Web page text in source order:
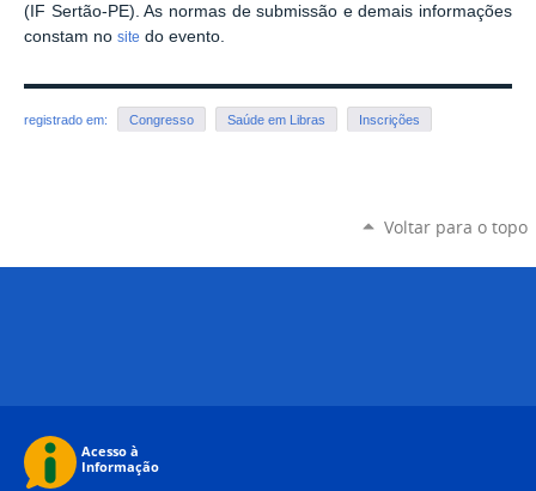
(IF Sertão-PE). As normas de submissão e demais informações
constam no site do evento.
registrado em: Congresso Saúde em Libras Inscrições
Voltar para o topo